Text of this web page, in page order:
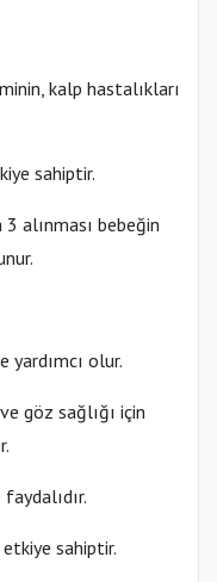
kalp hastalıkları
sahiptir.
alınması bebeğin
yardımcı olur.
göz sağlığı için
sahiptir.